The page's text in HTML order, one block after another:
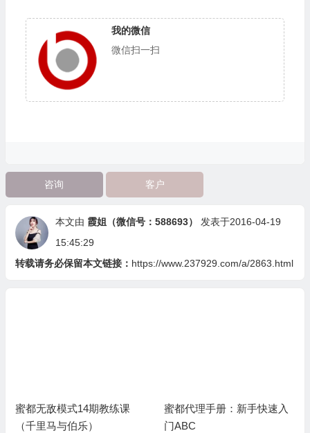
我的微信
微信扫一扫
咨询 客户
本文由 霞姐（微信号：588693）
发表于2016-04-19
15:45:29
转载请务必保留本文链接： https://www.237929.com/a/2863.html
蜜都无敌模式14期教练课
（千里马与伯乐）
蜜都代理手册：新手快速入
门ABC